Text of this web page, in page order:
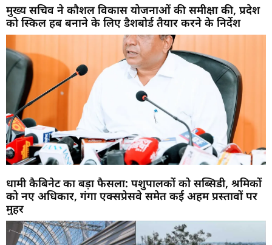
मुख्य सचिव ने कौशल विकास योजनाओं की समीक्षा की, प्रदेश
को स्किल हब बनाने के लिए डैशबोर्ड तैयार करने के निर्देश
धामी कैबिनेट का बड़ा फैसला: पशुपालकों को सब्सिडी, श्रमिकों
को नए अधिकार, गंगा एक्सप्रेसवे समेत कई अहम प्रस्तावों पर
मुहर